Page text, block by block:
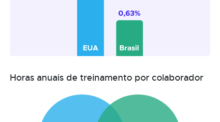
Horas anuais de treinamento por colaborador